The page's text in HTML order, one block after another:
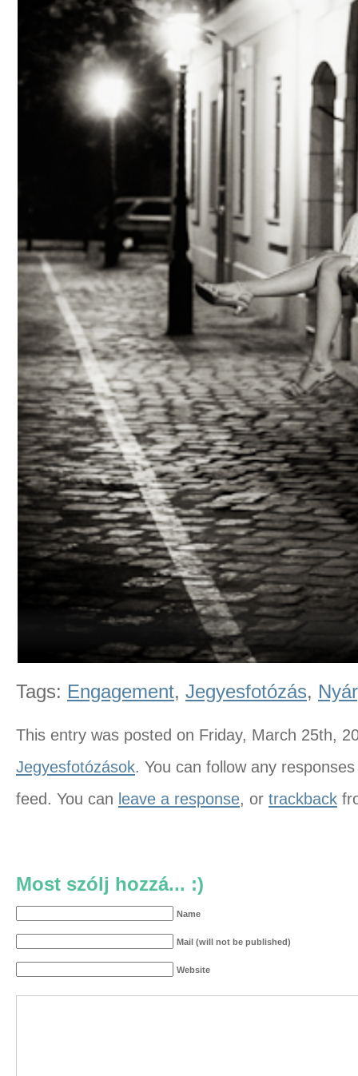
Tags: Engagement, Jegyesfotózás, Nyár
This entry was posted on Friday, March 25th,
Jegyesfotózások. You can follow any
feed. You can leave a response, or trackback
Most szólj hozzá... :)
Name
Mail (will not be published)
Website